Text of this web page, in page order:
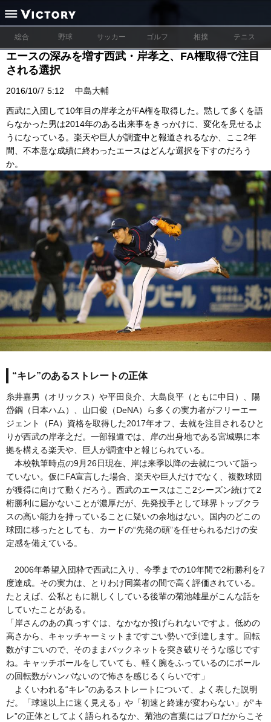
総合 野球 サッカー ゴルフ 相撲 テニス
エースの深みを増す西武・岸孝之、FA権取得で注目
される選択
2016/10/7 5:12 中島大輔
西武に入団して10年目の岸孝之がFA権を取得した。黙して多くを語
らなかった男は2014年のある出来事をきっかけに、変化を見せるよ
うになっている。楽天や巨人が調査中と報道されるなか、ここ2年
間、不本意な成績に終わったエースはどんな選択を下すのだろう
か。
“キレ”のあるストレートの正体
糸井嘉男（オリックス）や平田良介、大島良平（ともに中日）、陽
岱鋼（日本ハム）、山口俊（DeNA）ら多くの実力者がフリーエー
ジェント（FA）資格を取得した2017年オフ、去就を注目されるひと
りが西武の岸孝之だ。一部報道では、岸の出身地である宮城県に本
拠を構える楽天や、巨人が調査中と報じられている。
本校執筆時点の9月26日現在、岸は来季以降の去就について語っ
ていない。仮にFA宣言した場合、楽天や巨人だけでなく、複数球団
が獲得に向けて動くだろう。西武のエースはここ2シーズン続けて2
桁勝利に届かないことが濃厚だが、先発投手として球界トップクラ
スの高い能力を持っていることに疑いの余地はない。国内のどこの
球団に移ったとしても、カードの“先発の頭”を任せられるだけの安
定感を備えている。
2006年希望入団枠で西武に入り、今季までの10年間で2桁勝利を7
度達成。その実力は、とりわけ同業者の間で高く評価されている。
たとえば、公私ともに親しくしている後輩の菊池雄星がこんな話を
していたことがある。
「岸さんのあの真っすぐは、なかなか投げられないですよ。低めの
高さから、キャッチャーミットまですごい勢いで到達します。回転
数がすごいので、そのままバックネットを突き破りそうな感じです
ね。キャッチボールをしていても、軽く腕をふっているのにボール
の回転数がハンパないので怖さを感じるくらいです」
よくいわれる“キレ”のあるストレートについて、よく表した説明
だ。「球速以上に速く見える」や「初速と終速が変わらない」が“キ
レ”の正体としてよく語られるなか、菊池の言葉にはプロだからこそ